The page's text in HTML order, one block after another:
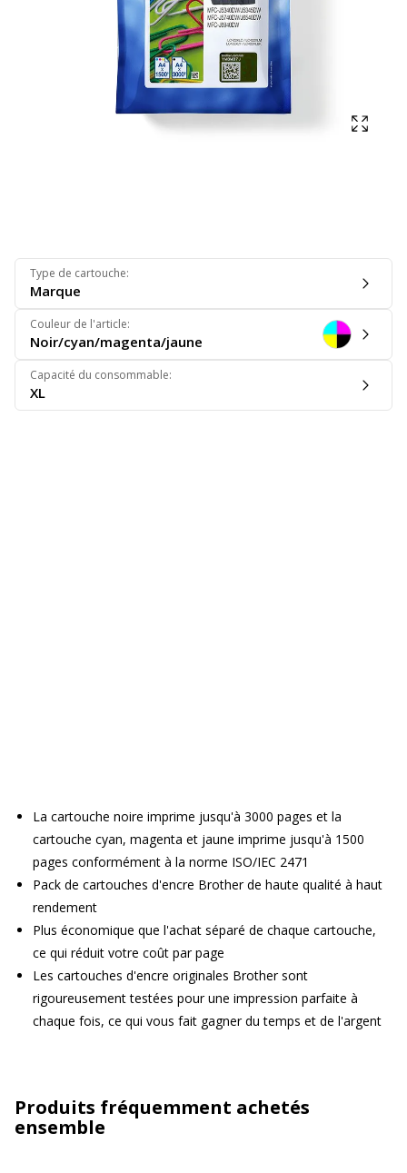
Type de cartouche:
Marque
Couleur de l'article:
Noir/cyan/magenta/jaune
Capacité du consommable:
XL
La cartouche noire imprime jusqu'à 3000 pages et la
cartouche cyan, magenta et jaune imprime jusqu'à 1500
pages conformément à la norme ISO/IEC 2471
Pack de cartouches d'encre Brother de haute qualité à haut
rendement
Plus économique que l'achat séparé de chaque cartouche,
ce qui réduit votre coût par page
Les cartouches d'encre originales Brother sont
rigoureusement testées pour une impression parfaite à
chaque fois, ce qui vous fait gagner du temps et de l'argent
Produits fréquemment achetés
ensemble